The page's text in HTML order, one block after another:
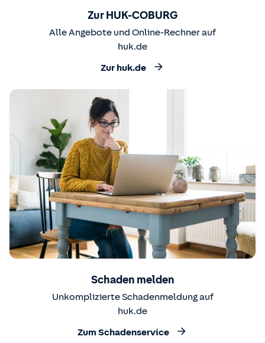
Zur HUK-COBURG
Alle Angebote und Online-Rechner auf
huk.de
Zur huk.de
Schaden melden
Unkomplizierte Schadenmeldung auf
huk.de
Zum Schadenservice